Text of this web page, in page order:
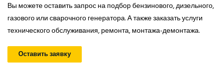
Вы можете оставить запрос на подбор бензинового, дизельного,
газового или сварочного генератора. А также заказать услуги
технического обслуживания, ремонта, монтажа-демонтажа.
Оставить заявку